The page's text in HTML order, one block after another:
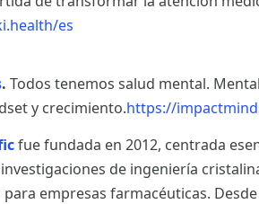
es
. Todos tenemos salud mental.
y crecimiento.https://
fue fundada en 2012, centrada
de ingeniería
empresas farmacéuticas.